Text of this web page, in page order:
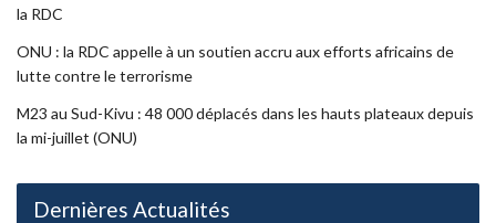
la RDC
ONU : la RDC appelle à un soutien accru aux efforts africains de
lutte contre le terrorisme
M23 au Sud-Kivu : 48 000 déplacés dans les hauts plateaux depuis
la mi-juillet (ONU)
Dernières Actualités